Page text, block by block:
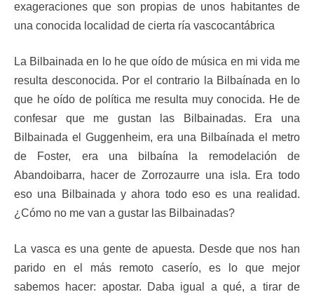
exageraciones que son propias de unos habitantes de
una conocida localidad de cierta ría vascocantábrica
La Bilbainada en lo he que oído de música en mi vida me
resulta desconocida. Por el contrario la Bilbaínada en lo
que he oído de política me resulta muy conocida. He de
confesar que me gustan las Bilbainadas. Era una
Bilbainada el Guggenheim, era una Bilbaínada el metro
de Foster, era una bilbaína la remodelación de
Abandoibarra, hacer de Zorrozaurre una isla. Era todo
eso una Bilbainada y ahora todo eso es una realidad.
¿Cómo no me van a gustar las Bilbainadas?
La vasca es una gente de apuesta. Desde que nos han
parido en el más remoto caserío, es lo que mejor
sabemos hacer: apostar. Daba igual a qué, a tirar de